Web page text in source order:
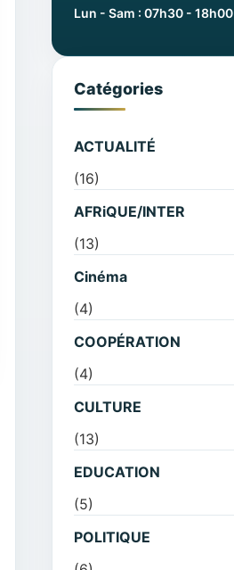
Lun - Sam : 07h30 - 18h00
Catégories
ACTUALITÉ
(16)
AFRiQUE/INTER
(13)
Cinéma
(4)
COOPÉRATION
(4)
CULTURE
(13)
EDUCATION
(5)
POLITIQUE